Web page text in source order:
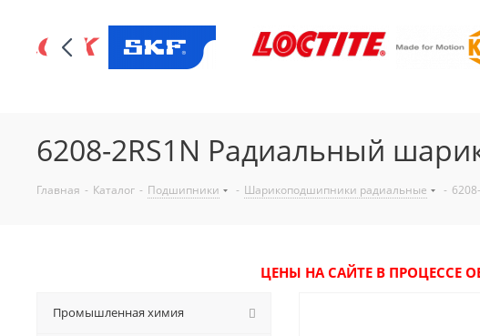
6208-2RS1N Радиальный
Главная - Каталог - Подшипники - Шарикоподшипники радиальные -
ЦЕНЫ НА САЙТЕ В ПРОЦЕССЕ
Промышленная химия